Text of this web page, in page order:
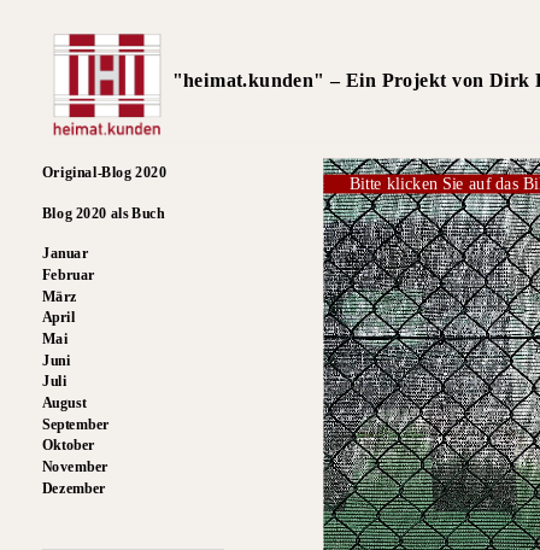
"heimat.kunden" – Ein Projekt von Dirk
Original-Blog 2020
Blog 2020 als Buch
Januar
Februar
März
April
Mai
Juni
Juli
August
September
Oktober
November
Dezember
Bitte klicken Sie auf das